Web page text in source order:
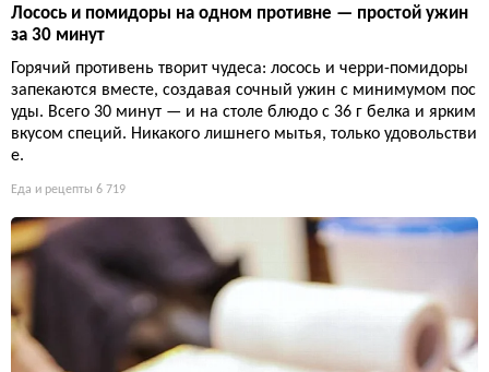
Лосось и помидоры на одном противне — простой ужин
за 30 минут
Горячий противень творит чудеса: лосось и черри-помидоры
запекаются вместе, создавая сочный ужин с минимумом пос
уды. Всего 30 минут — и на столе блюдо с 36 г белка и ярким
вкусом специй. Никакого лишнего мытья, только удовольстви
е.
Еда и рецепты 6 719